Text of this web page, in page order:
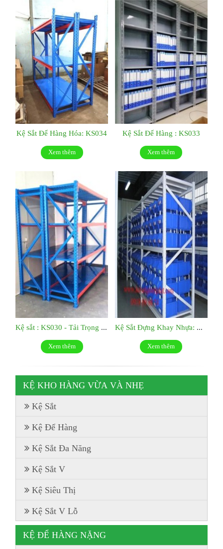
Kệ Sắt Để Hàng Hóa: KS034
Xem thêm
Kệ Sắt Để Hàng : KS033
Xem thêm
Kệ sắt : KS030 - Tải Trọng 500kg/tầng
Xem thêm
Kệ Sắt Đựng Khay Nhựa: KS029
Xem thêm
KỆ KHO HÀNG VỪA VÀ NHẸ
Kệ Sắt
Kệ Để Hàng
Kệ Sắt Đa Năng
Kệ Sắt V
Kệ Siêu Thị
Kệ Sắt V Lỗ
KỆ ĐỂ HÀNG NẶNG